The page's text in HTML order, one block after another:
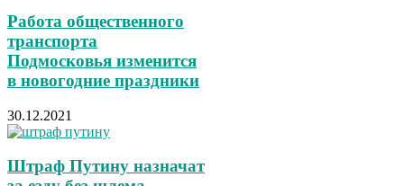
Работа общественного
транспорта
Подмосковья изменится
в новогодние праздники
30.12.2021
Штраф Путину назначат